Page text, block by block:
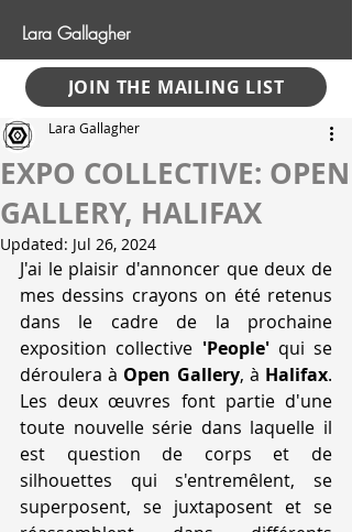
Lara Gallagher
JOIN THE MAILING LIST
EXPO COLLECTIVE: OPEN
GALLERY, HALIFAX
Lara Gallagher
Updated: Jul 26, 2024
J'ai le plaisir d'annoncer que deux de
mes dessins crayons on été retenus
dans le cadre de la prochaine
exposition collective 'People' qui se
déroulera à Open Gallery, à Halifax.
Les deux œuvres font partie d'une
toute nouvelle série dans laquelle il
est question de corps et de
silhouettes qui s'entremêlent, se
superposent, se juxtaposent et se